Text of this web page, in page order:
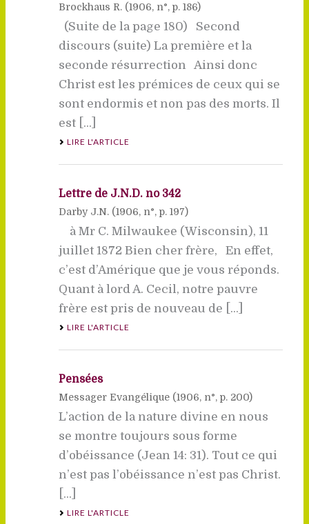
Brockhaus R. (1906, n°, p. 186)
(Suite de la page 180) Second
discours (suite) La première et la
seconde résurrection Ainsi donc
Christ est les prémices de ceux qui se
sont endormis et non pas des morts. Il
est [...]
LIRE L'ARTICLE
Lettre de J.N.D. no 342
Darby J.N. (1906, n°, p. 197)
à Mr C. Milwaukee (Wisconsin), 11
juillet 1872 Bien cher frère, En effet,
c’est d’Amérique que je vous réponds.
Quant à lord A. Cecil, notre pauvre
frère est pris de nouveau de [...]
LIRE L'ARTICLE
Pensées
Messager Evangélique (1906, n°, p. 200)
L’action de la nature divine en nous
se montre toujours sous forme
d’obéissance (Jean 14: 31). Tout ce qui
n’est pas l’obéissance n’est pas Christ.
[...]
LIRE L'ARTICLE